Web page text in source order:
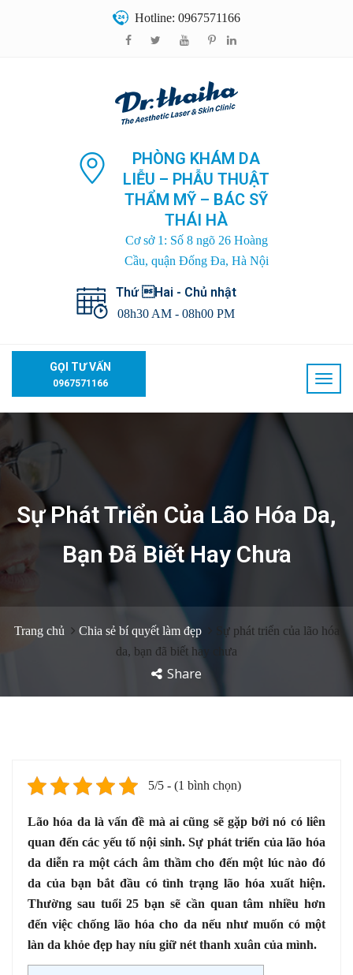
Hotline: 0967571166
PHÒNG KHÁM DA
LIỄU – PHẪU THUẬT
THẨM MỸ – BÁC SỸ
THÁI HÀ
Cơ sở 1: Số 8 ngõ 26 Hoàng
Cầu, quận Đống Đa, Hà Nội
Thứ Hai - Chủ nhật
08h30 AM - 08h00 PM
GỌI TƯ VẤN
0967571166
Sự Phát Triển Của Lão Hóa Da,
Bạn Đã Biết Hay Chưa
Trang chủ Chia sẻ bí quyết làm đẹp
Sự phát triển của lão hóa
da, bạn đã biết hay chưa
Share
5/5 - (1 bình chọn)
Lão hóa da là vấn đề mà ai cũng sẽ gặp bởi nó có liên
quan đến các yếu tố nội sinh. Sự phát triển của lão hóa
da diễn ra một cách âm thầm cho đến một lúc nào đó
da của bạn bắt đầu có tình trạng lão hóa xuất hiện.
Thường sau tuổi 25 bạn sẽ cần quan tâm nhiều hơn
đến việc chống lão hóa cho da nếu như muốn có một
làn da khỏe đẹp hay níu giữ nét thanh xuân của mình.